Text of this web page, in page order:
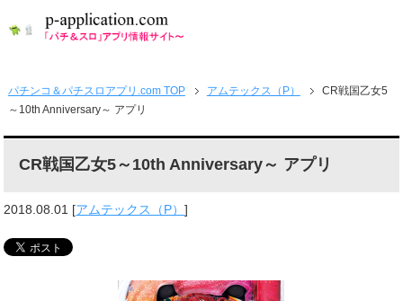
パチンコ＆パチスロアプリ.com TOP アムテックス（P）
CR戦国乙女5
～10th Anniversary～ アプリ
CR戦国乙女5～10th Anniversary～ アプリ
2018.08.01 [アムテックス（P）]